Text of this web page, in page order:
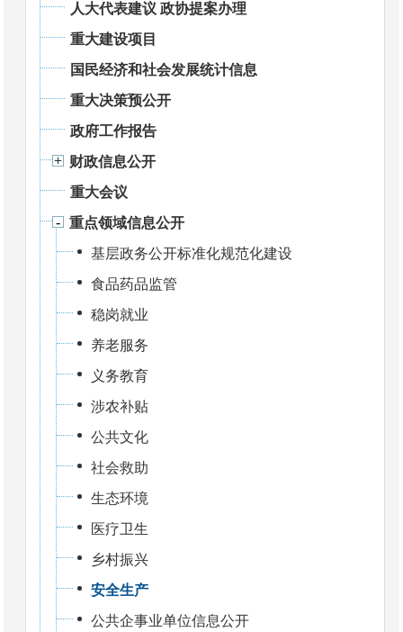
人大代表建议 政协提案办理
重大建设项目
国民经济和社会发展统计信息
重大决策预公开
政府工作报告
财政信息公开
重大会议
重点领域信息公开
基层政务公开标准化规范化建设
食品药品监管
稳岗就业
养老服务
义务教育
涉农补贴
公共文化
社会救助
生态环境
医疗卫生
乡村振兴
安全生产
公共企事业单位信息公开